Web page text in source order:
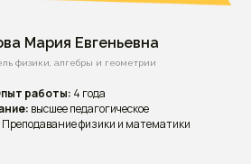
Мария Евгеньевна
физики, алгебры и геометрии
работы: 4 года
высшее педагогическое
Преподавание физики и математики